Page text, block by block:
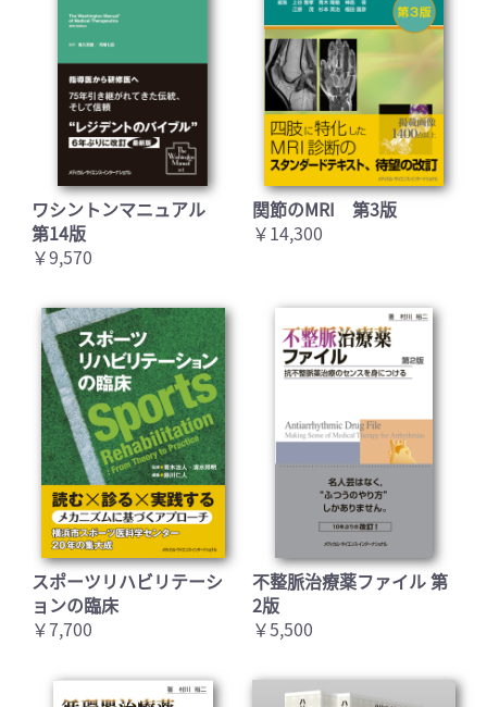
ワシントンマニュアル
第14版
￥9,570
関節のMRI 第3版
￥14,300
スポーツリハビリテーシ
ョンの臨床
￥7,700
不整脈治療薬ファイル 第
2版
￥5,500